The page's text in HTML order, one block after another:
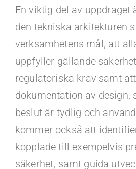
En viktig del av uppdraget
den tekniska arkitekturen
verksamhetens mål, att
uppfyller gällande
regulatoriska krav samt att
dokumentation av design,
beslut är tydlig och
kommer också att
kopplade till exempelvis
säkerhet, samt guida